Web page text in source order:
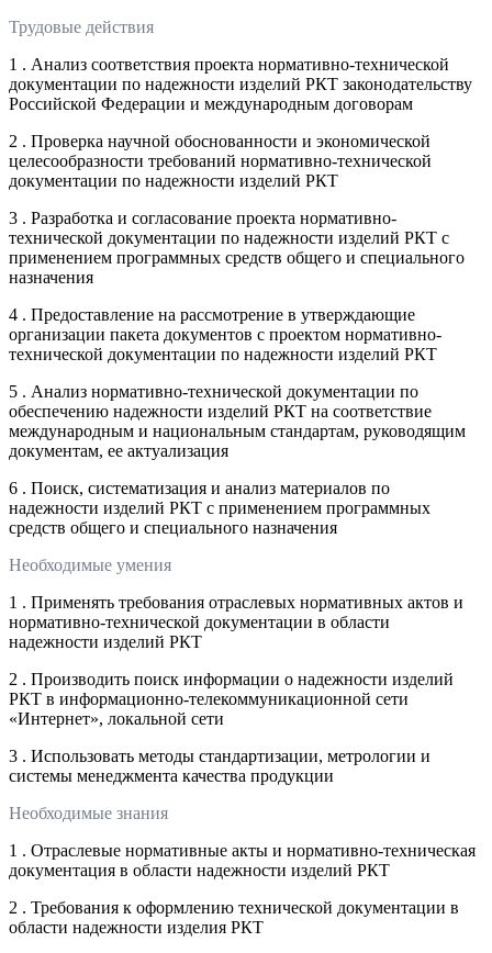
Трудовые действия
1 . Анализ соответствия проекта нормативно-технической
документации по надежности изделий РКТ законодательству
Российской Федерации и международным договорам
2 . Проверка научной обоснованности и экономической
целесообразности требований нормативно-технической
документации по надежности изделий РКТ
3 . Разработка и согласование проекта нормативно-
технической документации по надежности изделий РКТ с
применением программных средств общего и специального
назначения
4 . Предоставление на рассмотрение в утверждающие
организации пакета документов с проектом нормативно-
технической документации по надежности изделий РКТ
5 . Анализ нормативно-технической документации по
обеспечению надежности изделий РКТ на соответствие
международным и национальным стандартам, руководящим
документам, ее актуализация
6 . Поиск, систематизация и анализ материалов по
надежности изделий РКТ с применением программных
средств общего и специального назначения
Необходимые умения
1 . Применять требования отраслевых нормативных актов и
нормативно-технической документации в области
надежности изделий РКТ
2 . Производить поиск информации о надежности изделий
РКТ в информационно-телекоммуникационной сети
«Интернет», локальной сети
3 . Использовать методы стандартизации, метрологии и
системы менеджмента качества продукции
Необходимые знания
1 . Отраслевые нормативные акты и нормативно-техническая
документация в области надежности изделий РКТ
2 . Требования к оформлению технической документации в
области надежности изделия РКТ